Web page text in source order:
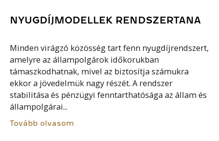
NYUGDÍJMODELLEK RENDSZERTANA
Minden virágzó közösség tart fenn nyugdíjrendszert,
amelyre az állampolgárok időkorukban
támaszkodhatnak, mivel az biztosítja számukra
ekkor a jövedelmük nagy részét. A rendszer
stabilitása és pénzügyi fenntarthatósága az állam és
állampolgárai...
Tovább olvasom